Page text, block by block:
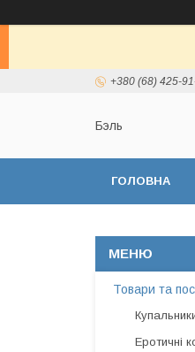
+380 (68) 425-
Бэль
ГОЛОВНА
Товари та
Еротичні